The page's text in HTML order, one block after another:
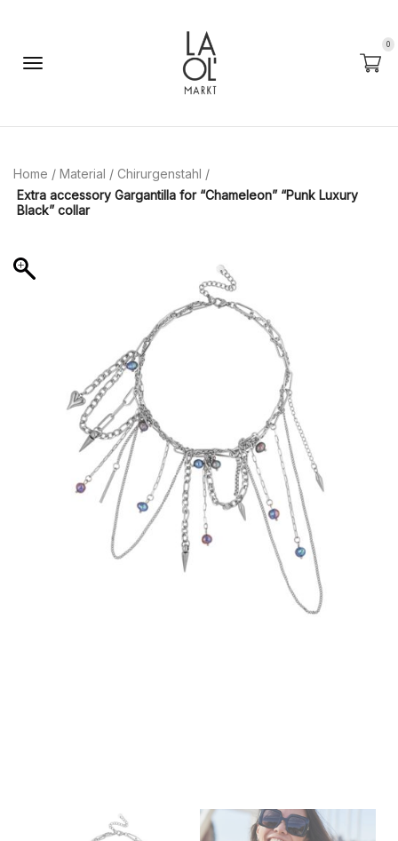
0
Home / Material / Chirurgenstahl /
Extra accessory Gargantilla for “Chameleon” “Punk Luxury
Black” collar